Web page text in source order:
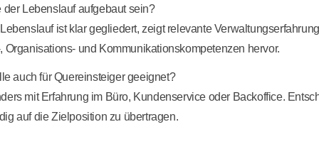
der Lebenslauf aufgebaut sein?
ist klar gegliedert, zeigt relevante
Organisations- und Kommunikationskompetenzen hervor.
auch für Quereinsteiger geeignet?
mit Erfahrung im Büro, Kundenservice oder Backoffice.
auf die Zielposition zu übertragen.